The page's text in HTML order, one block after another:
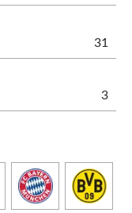
31
3